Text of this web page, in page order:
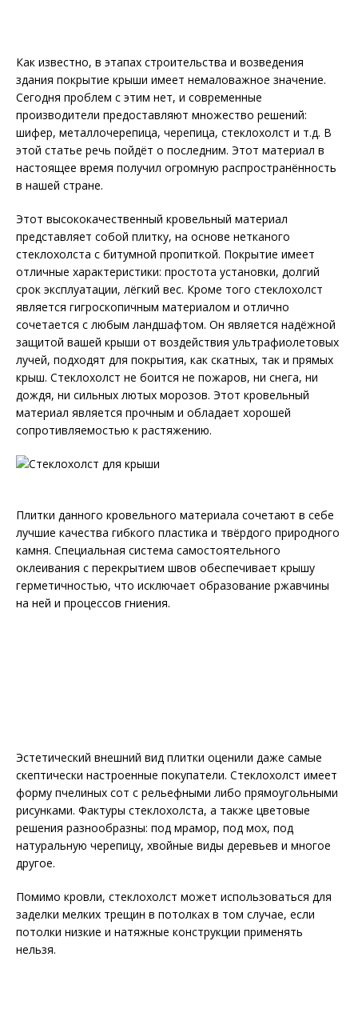
Как известно, в этапах строительства и возведения
здания покрытие крыши имеет немаловажное значение.
Сегодня проблем с этим нет, и современные
производители предоставляют множество решений:
шифер, металлочерепица, черепица, стеклохолст и т.д. В
этой статье речь пойдёт о последним. Этот материал в
настоящее время получил огромную распространённость
в нашей стране.
Этот высококачественный кровельный материал
представляет собой плитку, на основе нетканого
стеклохолста с битумной пропиткой. Покрытие имеет
отличные характеристики: простота установки, долгий
срок эксплуатации, лёгкий вес. Кроме того стеклохолст
является гигроскопичным материалом и отлично
сочетается с любым ландшафтом. Он является надёжной
защитой вашей крыши от воздействия ультрафиолетовых
лучей, подходят для покрытия, как скатных, так и прямых
крыш. Стеклохолст не боится не пожаров, ни снега, ни
дождя, ни сильных лютых морозов. Этот кровельный
материал является прочным и обладает хорошей
сопротивляемостью к растяжению.
Плитки данного кровельного материала сочетают в себе
лучшие качества гибкого пластика и твёрдого природного
камня. Специальная система самостоятельного
оклеивания с перекрытием швов обеспечивает крышу
герметичностью, что исключает образование ржавчины
на ней и процессов гниения.
Эстетический внешний вид плитки оценили даже самые
скептически настроенные покупатели. Стеклохолст имеет
форму пчелиных сот с рельефными либо прямоугольными
рисунками. Фактуры стеклохолста, а также цветовые
решения разнообразны: под мрамор, под мох, под
натуральную черепицу, хвойные виды деревьев и многое
другое.
Помимо кровли, стеклохолст может использоваться для
заделки мелких трещин в потолках в том случае, если
потолки низкие и натяжные конструкции применять
нельзя.